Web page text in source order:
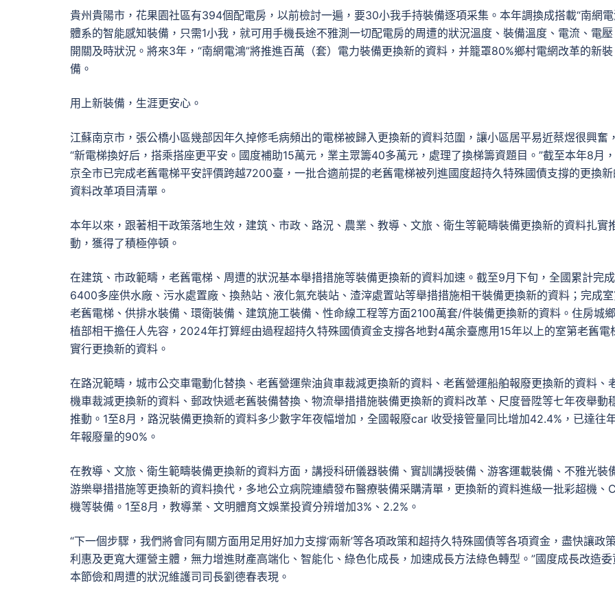
貴州貴陽市，花果園社區有394個配電房，以前檢討一遍，要30小我手持裝備逐項采集。本年調換成搭載“南網電
體系的智能感知裝備，只需1小我，就可用手機長途不雅測一切配電房的周遭的狀況溫度、裝備溫度、電流、電壓
開關及時狀況。將來3年，“南網電鴻”將推進百萬（套）電力裝備更換新的資料，并籠罩80%鄉村電網改革的新裝
備。
用上新裝備，生涯更安心。
江蘇南京市，張公橋小區幾部因年久掉修毛病頻出的電梯被歸入更換新的資料范圍，讓小區居平易近蔡煜很興奮，
“新電梯換好后，搭乘搭座更平安。國度補助15萬元，業主眾籌40多萬元，處理了換梯籌資題目。”截至本年8月
京全市已完成老舊電梯平安評價跨越7200臺，一批合適前提的老舊電梯被列進國度超持久特殊國債支撐的更換新
資料改革項目清單。
本年以來，跟著相干政策落地生效，建筑、市政、路況、農業、教導、文旅、衛生等範疇裝備更換新的資料扎實
動，獲得了積極停頓。
在建筑、市政範疇，老舊電梯、周遭的狀況基本舉措措施等裝備更換新的資料加速。截至9月下旬，全國累計完成
6400多座供水廠、污水處置廠、換熱站、液化氣充裝站、渣滓處置站等舉措措施相干裝備更換新的資料；完成
老舊電梯、供排水裝備、環衛裝備、建筑施工裝備、性命線工程等方面2100萬套/件裝備更換新的資料。住房城
植部相干擔任人先容，2024年打算經由過程超持久特殊國債資金支撐各地對4萬余臺應用15年以上的室第老舊電
實行更換新的資料。
在路況範疇，城市公交車電動化替換、老舊營運柴油貨車裁減更換新的資料、老舊營運船舶報廢更換新的資料、
機車裁減更換新的資料、郵政快遞老舊裝備替換、物流舉措措施裝備更換新的資料改革、尺度晉陞等七年夜舉動
推動。1至8月，路況裝備更換新的資料多少數字年夜幅增加，全國報廢car 收受接管量同比增加42.4%，已達往
年報廢量的90%。
在教導、文旅、衛生範疇裝備更換新的資料方面，講授科研儀器裝備、實訓講授裝備、游客運載裝備、不雅光裝
游樂舉措措施等更換新的資料換代，多地公立病院連續發布醫療裝備采購清單，更換新的資料進級一批彩超機、
機等裝備。1至8月，教導業、文明體育文娛業投資分辨增加3%、2.2%。
“下一個步驟，我們將會同有關方面用足用好加力支撐‘兩新’等各項政策和超持久特殊國債等各項資金，盡快讓政
利惠及更寬大運營主體，無力增進財產高端化、智能化、綠色化成長，加速成長方法綠色轉型。”國度成長改造委
本節儉和周遭的狀況維護司司長劉德春表現。